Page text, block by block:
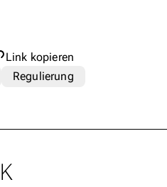
Link kopieren
Regulierung